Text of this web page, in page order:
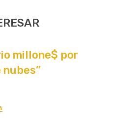
millone$ por
nubes”